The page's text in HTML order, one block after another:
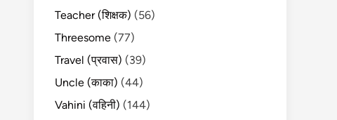
Teacher (शिक्षक) (56)
Threesome (77)
Travel (प्रवास) (39)
Uncle (काका) (44)
Vahini (वहिनी) (144)